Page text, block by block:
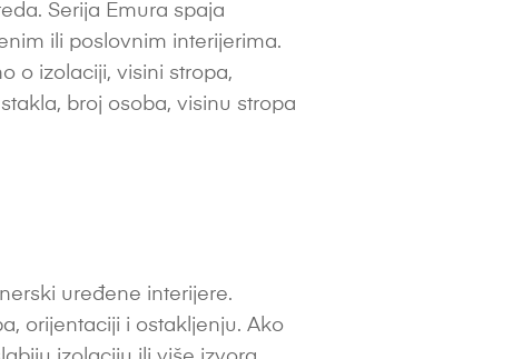
Serija Emura spaja
ili poslovnim interijerima.
o izolaciji, visini stropa,
broj osoba, visinu stropa
uređene interijere.
orijentaciji i ostakljenju. Ako